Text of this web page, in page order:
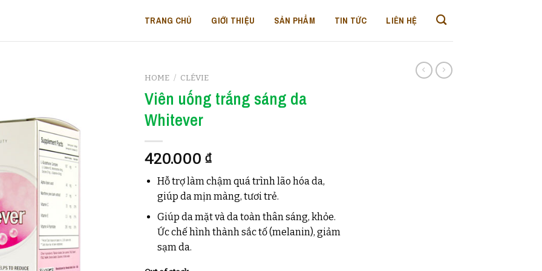
TRANG CHỦ GIỚI THIỆU SẢN PHẨM TIN TỨC LIÊN HỆ
HOME / CLÉVIE
Viên uống trắng sáng da
Whitever
420.000 ₫
Hỗ trợ làm chậm quá trình lão hóa da,
giúp da mịn màng, tươi trẻ.
Giúp da mặt và da toàn thân sáng, khỏe.
Ức chế hình thành sắc tố (melanin), giảm
sạm da.